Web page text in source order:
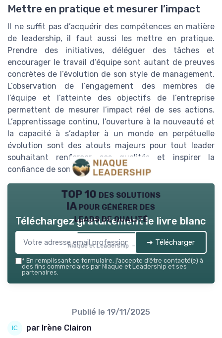
Mettre en pratique et mesurer l’impact
Il ne suffit pas d’acquérir des compétences en matière
de leadership, il faut aussi les mettre en pratique.
Prendre des initiatives, déléguer des tâches et
encourager le travail d’équipe sont autant de preuves
concrètes de l’évolution de son style de management.
L’observation de l’engagement des membres de
l’équipe et l’atteinte des objectifs de l’entreprise
permettent de mesurer l’impact réel de ses actions.
L’apprentissage continu, l’ouverture à la nouveauté et
la capacité à s’adapter à un monde en perpétuelle
évolution sont des atouts majeurs pour tout leader
souhaitant renforcer ses qualités et inspirer la
confiance de son équipe.
TOP 10 des solutions
IA pour générer des
leads de qualité
Niaque et Leadership — 2026
Téléchargez gratuitement le livre blanc
➔ Télécharger
* En remplissant ce formulaire, j’accepte d’être contacté(e) à
des fins commerciales par Niaque et Leadership et ses
partenaires.
Publié le 19/11/2025
par Irène Clairon